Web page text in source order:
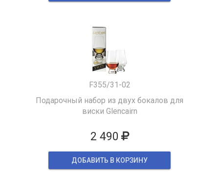
F355/31-02
Подарочный набор из двух бокалов для
виски Glencairn
2 490
ДОБАВИТЬ В КОРЗИНУ